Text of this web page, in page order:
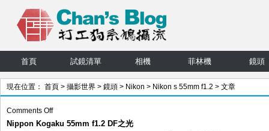
首頁 試鏡清單 相機 菲林機 鏡頭
現在位置： 首頁 > 攝影世界 > 鏡頭 > Nikon > Nikon s 55mm f1.2 > 文章
Comments Offon
Nippon
Nippon Kogaku 55mm f1.2 DF之光